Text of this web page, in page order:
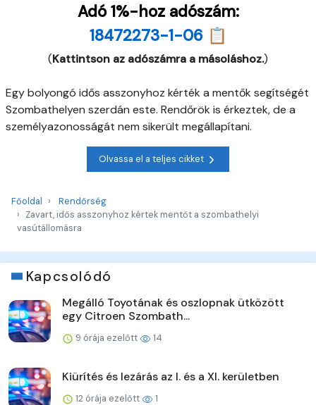
Adó 1%-hoz adószám:
18472273-1-06 📋
(Kattintson az adószámra a másoláshoz.)
Egy bolyongó idős asszonyhoz kérték a mentők segítségét
Szombathelyen szerdán este. Rendőrök is érkeztek, de a
személyazonosságát nem sikerült megállapítani.
Olvassa el a teljes cikket
Főoldal
Rendőrség
Zavart, idős asszonyhoz kértek mentőt a szombathelyi
vasútállomásra
Kapcsolódó
Megálló Toyotának és oszlopnak ütközött
egy Citroen Szombath...
9 órája ezelőtt 14
Kiürítés és lezárás az I. és a XI. kerületben
12 órája ezelőtt 1